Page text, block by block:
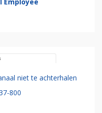
niet te achterhalen
800